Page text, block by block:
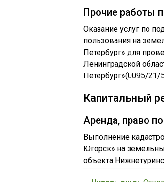
Прочие работы
Оказание услуг по
пользования на
Петербург» для
Ленинградской
Петербург»(0095/
Капитальный
Аренда, право
Выполнение
Югорск» на
объекта